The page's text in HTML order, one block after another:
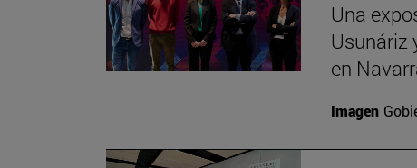
Una
Usunáriz
en
Imagen